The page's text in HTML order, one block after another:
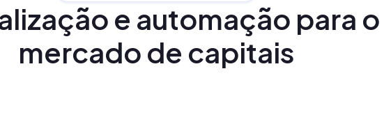
e automação para o
mercado de capitais